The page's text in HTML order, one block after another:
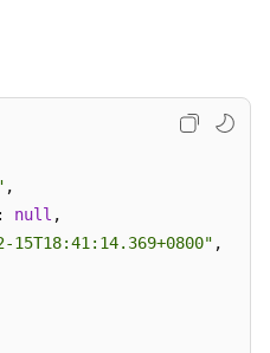
,
: null ,
15T18:41:14.369+0800" ,